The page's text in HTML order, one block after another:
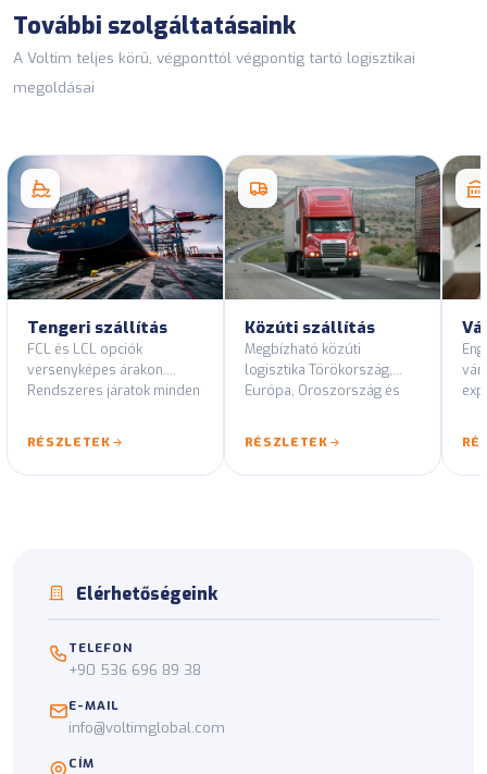
További szolgáltatásaink
A Voltim teljes körű, végponttól végpontig tartó logisztikai
megoldásai
Tengeri szállítás
FCL és LCL opciók
versenyképes árakon.
Rendszeres járatok minden
RÉSZLETEK
Közúti szállítás
Megbízható közúti
logisztika Törökország,
Európa, Oroszország és
RÉSZLETEK
Elérhetőségeink
TELEFON
+90 536 696 89 38
E-MAIL
info@voltimglobal.com
CÍM